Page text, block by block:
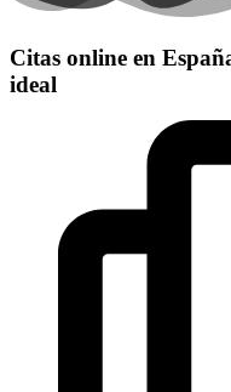
Citas online en
ideal